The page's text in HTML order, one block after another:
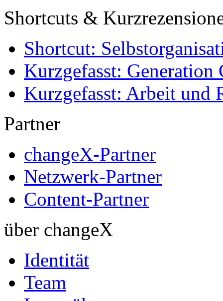
Shortcuts &
Shortcut:
Kurzgefasst: Generation
Kurzgefasst: Arbeit und
Partner
changeX-Partner
Netzwerk-Partner
Content-Partner
über changeX
Identität
Team